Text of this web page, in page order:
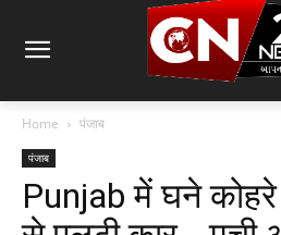
Home पंजाब
पंजाब
Punjab में घने